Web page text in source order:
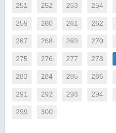
251 252 253 254
259 260 261 262
267 268 269 270
275 276 277 278
283 284 285 286
291 292 293 294
299 300